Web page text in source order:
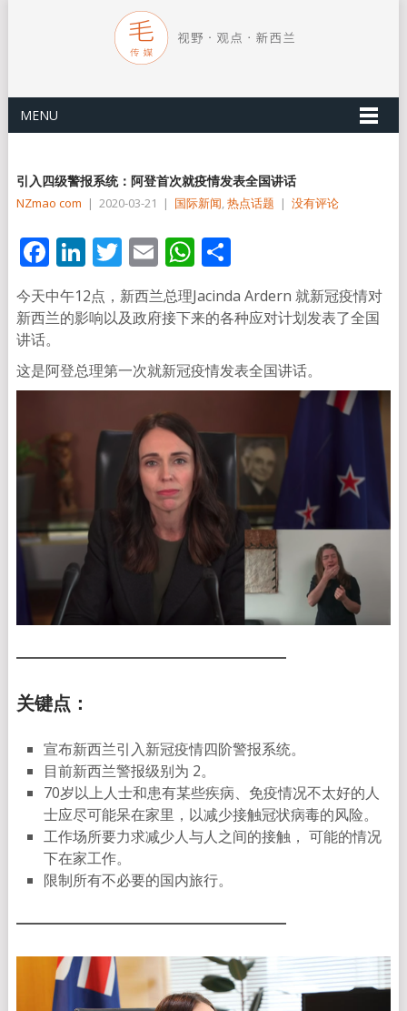
MENU
引入四级警报系统：阿登首次就疫情发表全国讲话
NZmao com | 2020-03-21 | 国际新闻,热点话题 | 没有评论
Facebook
LinkedIn
Twitter
EmailWhatsApp
分
享
今天中午12点，新西兰总理Jacinda Ardern 就新冠疫情对
新西兰的影响以及政府接下来的各种应对计划发表了全国
讲话。
这是阿登总理第一次就新冠疫情发表全国讲话。
关键点：
宣布新西兰引入新冠疫情四阶警报系统。
目前新西兰警报级别为 2。
70岁以上人士和患有某些疾病、免疫情况不太好的人
士应尽可能呆在家里，以减少接触冠状病毒的风险。
工作场所要力求减少人与人之间的接触， 可能的情况
下在家工作。
限制所有不必要的国内旅行。